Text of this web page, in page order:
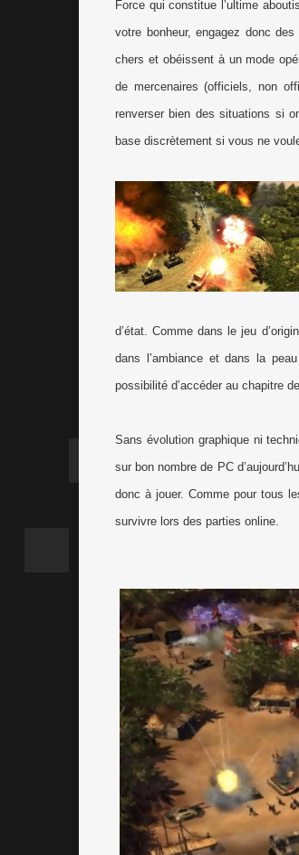
Force qui constitue l’ultime
votre bonheur, engagez donc
chers et obéissent à un mode
de mercenaires (officiels, non
renverser bien des situations si
base discrètement si vous ne
d’état. Comme dans le jeu
dans l’ambiance et dans la
possibilité d’accéder au chapitre
Sans évolution graphique ni
sur bon nombre de PC
donc à jouer. Comme pour tous
survivre lors des parties online.